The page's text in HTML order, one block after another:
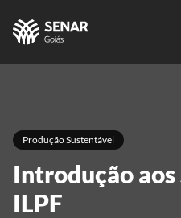
Produção Sustentável
Introdução aos
ILPF